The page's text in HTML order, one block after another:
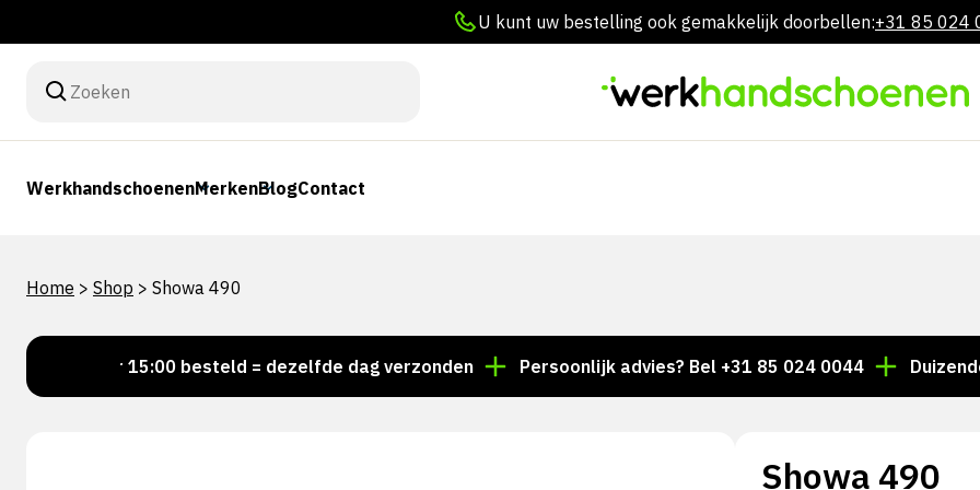
U kunt uw bestelling ook gemakkelijk doorbellen:+31 85 024
WerkhandschoenenMerkenBlogContact
Home > Shop > Showa 490
Voor 15:00 besteld = dezelfde dag verzonden Persoonlijk advies? Bel +31 85 024 0044 Duizenden
Showa 490